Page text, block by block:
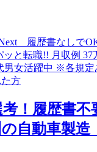
考！履歴書
自動車製造